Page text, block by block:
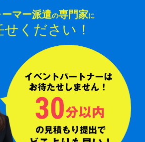
マー派遣の専門家に
せください！